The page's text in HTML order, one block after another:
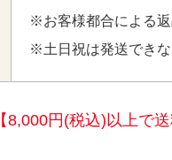
※お客様都合による
※土日祝は発送でき
【8,000円(税込)以上で